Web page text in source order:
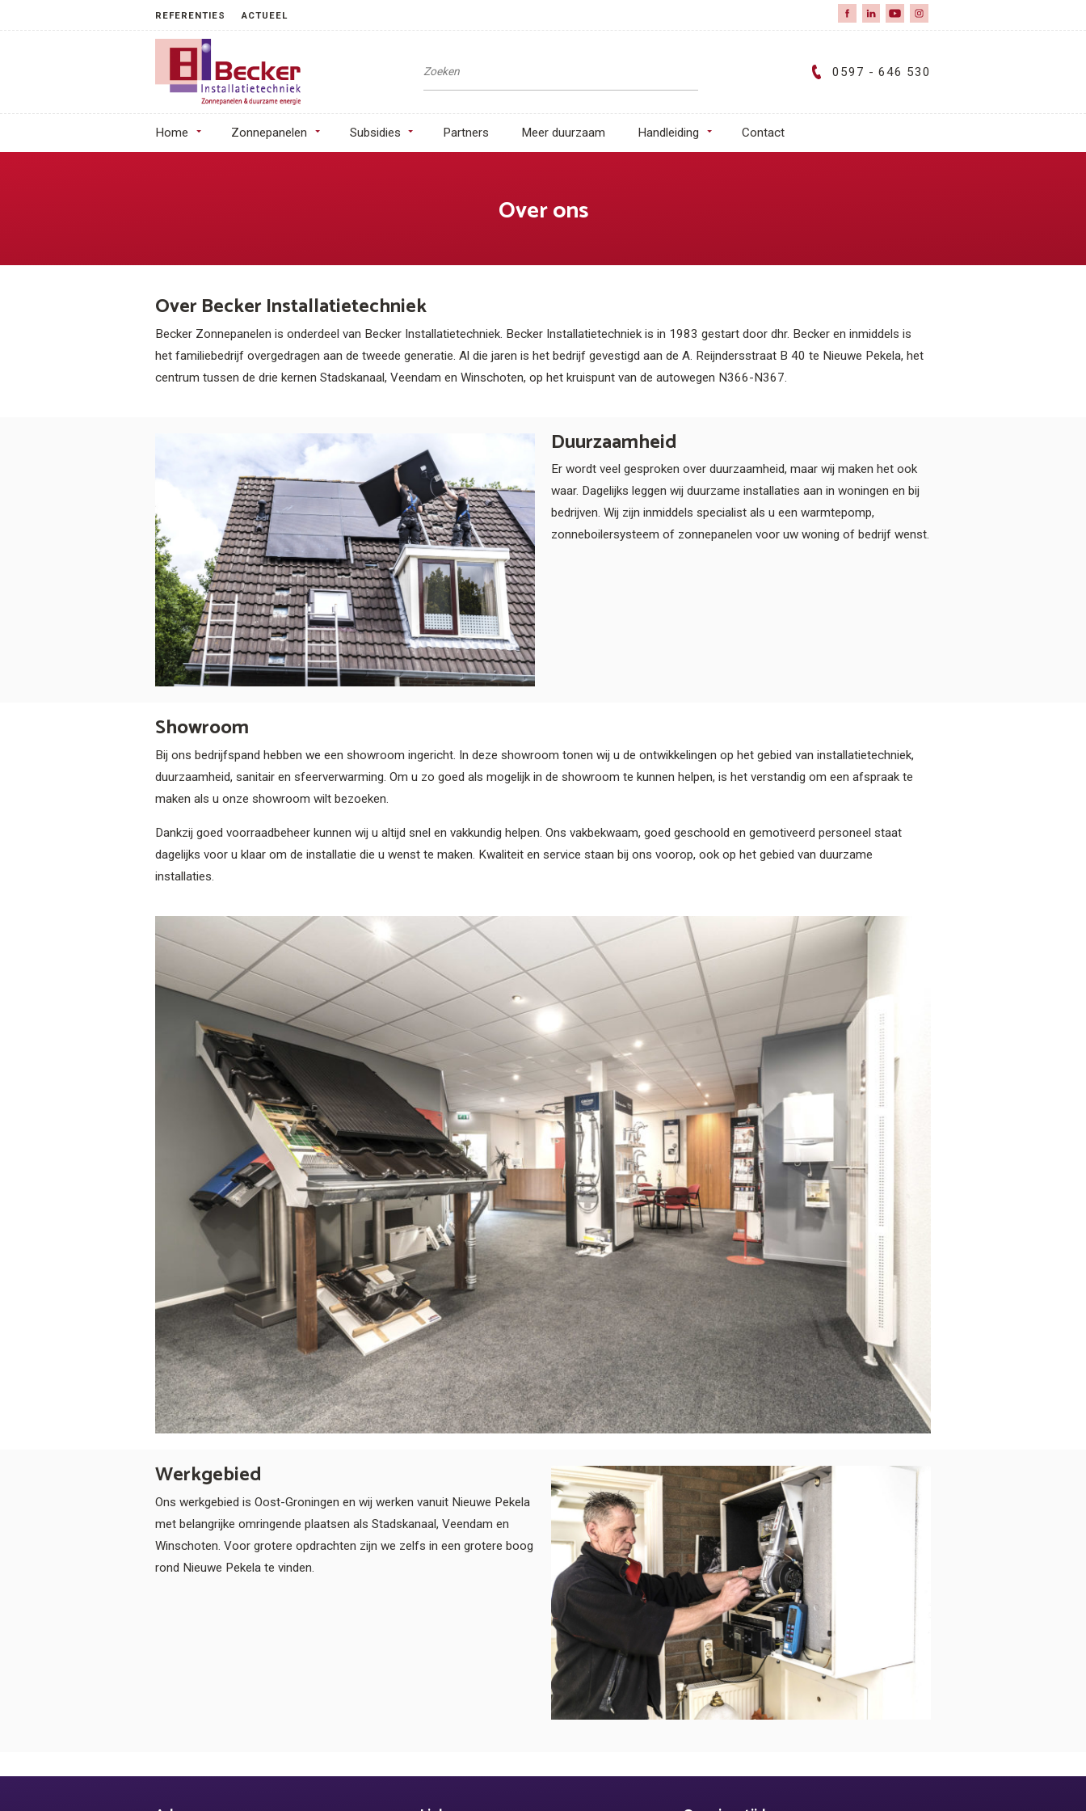
REFERENTIES ACTUEEL
0597 - 646 530
Home Zonnepanelen Subsidies Partners Meer duurzaam Handleiding Contact
Over ons
Over Becker Installatietechniek
Becker Zonnepanelen is onderdeel van Becker Installatietechniek. Becker Installatietechniek is in 1983 gestart door dhr. Becker en inmiddels is
het familiebedrijf overgedragen aan de tweede generatie. Al die jaren is het bedrijf gevestigd aan de A. Reijndersstraat B 40 te Nieuwe Pekela, het
centrum tussen de drie kernen Stadskanaal, Veendam en Winschoten, op het kruispunt van de autowegen N366-N367.
Duurzaamheid
Er wordt veel gesproken over duurzaamheid, maar wij maken het ook
waar. Dagelijks leggen wij duurzame installaties aan in woningen en bij
bedrijven. Wij zijn inmiddels specialist als u een warmtepomp,
zonneboilersysteem of zonnepanelen voor uw woning of bedrijf wenst.
Showroom
Bij ons bedrijfspand hebben we een showroom ingericht. In deze showroom tonen wij u de ontwikkelingen op het gebied van installatietechniek,
duurzaamheid, sanitair en sfeerverwarming. Om u zo goed als mogelijk in de showroom te kunnen helpen, is het verstandig om een afspraak te
maken als u onze showroom wilt bezoeken.
Dankzij goed voorraadbeheer kunnen wij u altijd snel en vakkundig helpen. Ons vakbekwaam, goed geschoold en gemotiveerd personeel staat
dagelijks voor u klaar om de installatie die u wenst te maken. Kwaliteit en service staan bij ons voorop, ook op het gebied van duurzame
installaties.
Werkgebied
Ons werkgebied is Oost-Groningen en wij werken vanuit Nieuwe Pekela
met belangrijke omringende plaatsen als Stadskanaal, Veendam en
Winschoten. Voor grotere opdrachten zijn we zelfs in een grotere boog
rond Nieuwe Pekela te vinden.